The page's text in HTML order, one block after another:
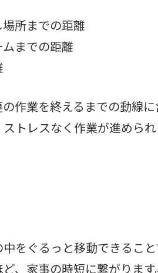
場所までの距離
ムまでの距離
作業を終えるまでの動線に
トレスなく作業が進めら
をぐるっと移動できること
、家事の時短に繋がります